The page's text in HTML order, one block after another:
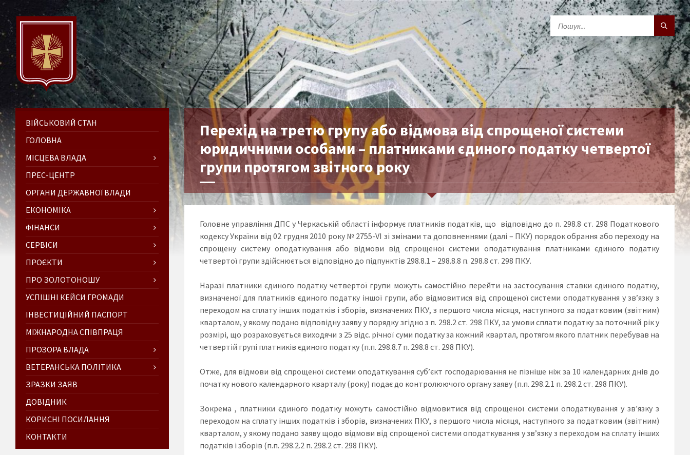
Перехід на третю групу або відмова від спрощеної системи
юридичними особами – платниками єдиного податку четвертої
групи протягом звітного року
Головне управління ДПС у Черкаській області інформує платників податків, що відповідно до п. 298.8 ст. 298 Податкового
кодексу України від 02 грудня 2010 року № 2755-VI зі змінами та доповненнями (далі – ПКУ) порядок обрання або переходу на
спрощену систему оподаткування або відмови від спрощеної системи оподаткування платниками єдиного податку
четвертої групи здійснюється відповідно до підпунктів 298.8.1 – 298.8.8 п. 298.8 ст. 298 ПКУ.
Наразі платники єдиного податку четвертої групи можуть самостійно перейти на застосування ставки єдиного податку,
визначеної для платників єдиного податку іншої групи, або відмовитися від спрощеної системи оподаткування у зв’язку з
переходом на сплату інших податків і зборів, визначених ПКУ, з першого числа місяця, наступного за податковим (звітним)
кварталом, у якому подано відповідну заяву у порядку згідно з п. 298.2 ст. 298 ПКУ, за умови сплати податку за поточний рік у
розмірі, що розраховується виходячи з 25 відс. річної суми податку за кожний квартал, протягом якого платник перебував на
четвертій групі платників єдиного податку (п.п. 298.8.7 п. 298.8 ст. 298 ПКУ).
Отже, для відмови від спрощеної системи оподаткування суб’єкт господарювання не пізніше ніж за 10 календарних днів до
початку нового календарного кварталу (року) подає до контролюючого органу заяву (п.п. 298.2.1 п. 298.2 ст. 298 ПКУ).
Зокрема , платники єдиного податку можуть самостійно відмовитися від спрощеної системи оподаткування у зв’язку з
переходом на сплату інших податків і зборів, визначених ПКУ, з першого числа місяця, наступного за податковим (звітним)
кварталом, у якому подано заяву щодо відмови від спрощеної системи оподаткування у зв’язку з переходом на сплату інших
податків і зборів (п.п. 298.2.2 п. 298.2 ст. 298 ПКУ).
ВІЙСЬКОВИЙ СТАН
ГОЛОВНА
МІСЦЕВА ВЛАДА
ПРЕС-ЦЕНТР
ОРГАНИ ДЕРЖАВНОЇ ВЛАДИ
ЕКОНОМІКА
ФІНАНСИ
СЕРВІСИ
ПРОЄКТИ
ПРО ЗОЛОТОНОШУ
УСПІШНІ КЕЙСИ ГРОМАДИ
ІНВЕСТИЦІЙНИЙ ПАСПОРТ
МІЖНАРОДНА СПІВПРАЦЯ
ПРОЗОРА ВЛАДА
ВЕТЕРАНСЬКА ПОЛІТИКА
ЗРАЗКИ ЗАЯВ
ДОВІДНИК
КОРИСНІ ПОСИЛАННЯ
КОНТАКТИ